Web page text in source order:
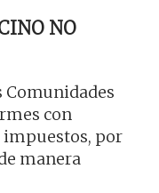
NO
Comunidades
con
por
manera